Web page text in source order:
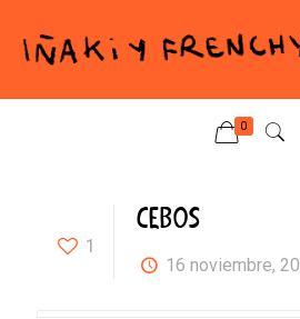
0
1
CEBOS
16 noviembre,